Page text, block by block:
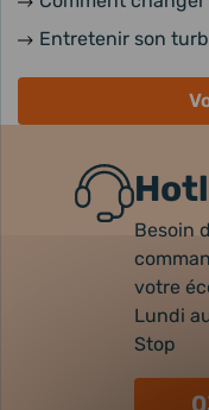
Entretenir son
Besoin
votre
Lundi
Stop